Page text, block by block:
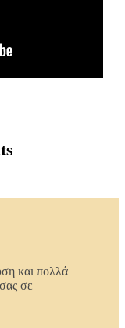
και πολλά
σε